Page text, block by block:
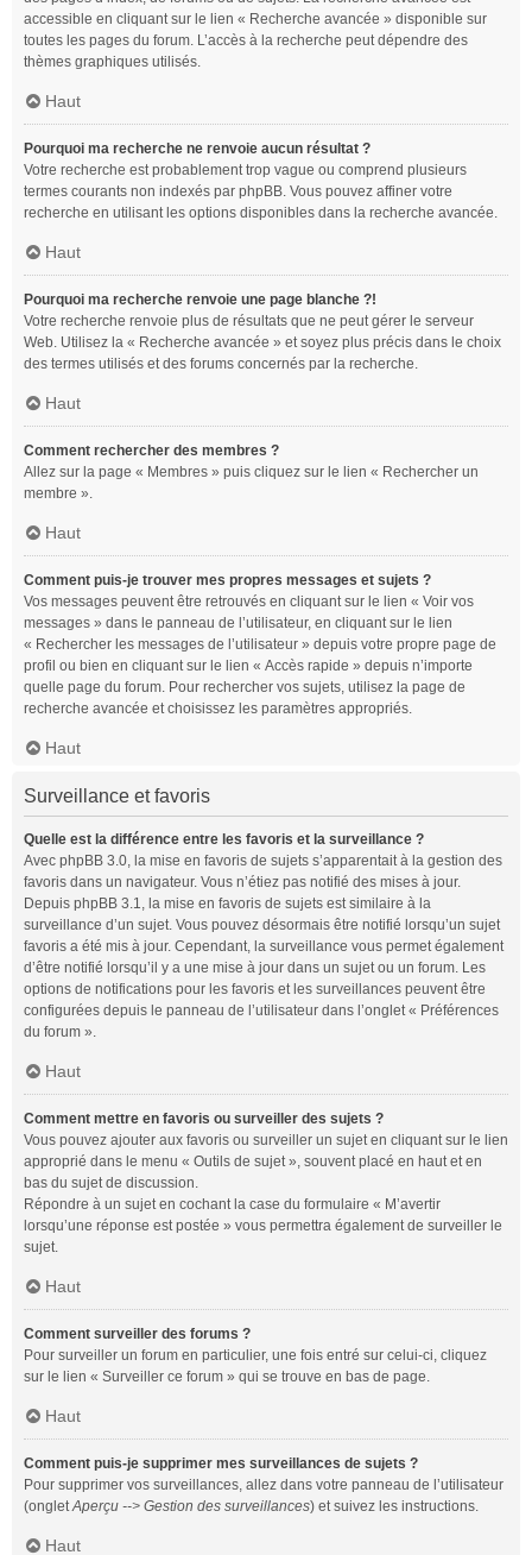
accessible en cliquant sur le lien « Recherche avancée » disponible sur
toutes les pages du forum. L’accès à la recherche peut dépendre des
thèmes graphiques utilisés.
Haut
Pourquoi ma recherche ne renvoie aucun résultat ?
Votre recherche est probablement trop vague ou comprend plusieurs
termes courants non indexés par phpBB. Vous pouvez affiner votre
recherche en utilisant les options disponibles dans la recherche avancée.
Haut
Pourquoi ma recherche renvoie une page blanche ?!
Votre recherche renvoie plus de résultats que ne peut gérer le serveur
Web. Utilisez la « Recherche avancée » et soyez plus précis dans le choix
des termes utilisés et des forums concernés par la recherche.
Haut
Comment rechercher des membres ?
Allez sur la page « Membres » puis cliquez sur le lien « Rechercher un
membre ».
Haut
Comment puis-je trouver mes propres messages et sujets ?
Vos messages peuvent être retrouvés en cliquant sur le lien « Voir vos
messages » dans le panneau de l’utilisateur, en cliquant sur le lien
« Rechercher les messages de l’utilisateur » depuis votre propre page de
profil ou bien en cliquant sur le lien « Accès rapide » depuis n’importe
quelle page du forum. Pour rechercher vos sujets, utilisez la page de
recherche avancée et choisissez les paramètres appropriés.
Haut
Surveillance et favoris
Quelle est la différence entre les favoris et la surveillance ?
Avec phpBB 3.0, la mise en favoris de sujets s’apparentait à la gestion des
favoris dans un navigateur. Vous n’étiez pas notifié des mises à jour.
Depuis phpBB 3.1, la mise en favoris de sujets est similaire à la
surveillance d’un sujet. Vous pouvez désormais être notifié lorsqu’un sujet
favoris a été mis à jour. Cependant, la surveillance vous permet également
d’être notifié lorsqu’il y a une mise à jour dans un sujet ou un forum. Les
options de notifications pour les favoris et les surveillances peuvent être
configurées depuis le panneau de l’utilisateur dans l’onglet « Préférences
du forum ».
Haut
Comment mettre en favoris ou surveiller des sujets ?
Vous pouvez ajouter aux favoris ou surveiller un sujet en cliquant sur le lien
approprié dans le menu « Outils de sujet », souvent placé en haut et en
bas du sujet de discussion.
Répondre à un sujet en cochant la case du formulaire « M’avertir
lorsqu’une réponse est postée » vous permettra également de surveiller le
sujet.
Haut
Comment surveiller des forums ?
Pour surveiller un forum en particulier, une fois entré sur celui-ci, cliquez
sur le lien « Surveiller ce forum » qui se trouve en bas de page.
Haut
Comment puis-je supprimer mes surveillances de sujets ?
Pour supprimer vos surveillances, allez dans votre panneau de l’utilisateur
(ongletAperçu --> Gestion des surveillances) et suivez les instructions.
Haut